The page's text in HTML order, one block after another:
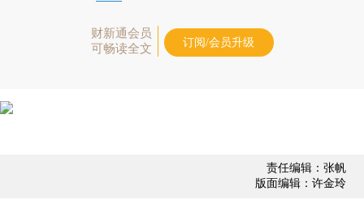
财新通会员
可畅读全文
订阅/会员升级
责任编辑：张帆
版面编辑：许金玲